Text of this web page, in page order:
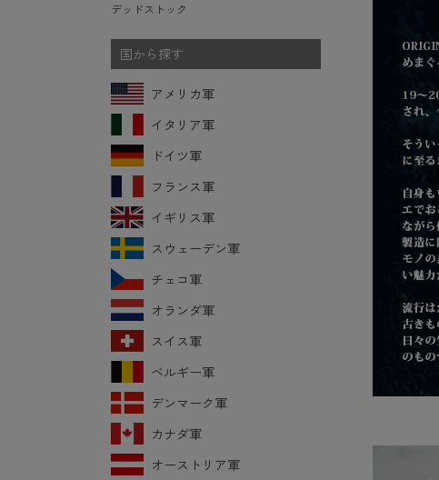
デッドストック
国から探す
アメリカ軍
イタリア軍
ドイツ軍
フランス軍
イギリス軍
スウェーデン軍
チェコ軍
オランダ軍
スイス軍
ベルギー軍
デンマーク軍
カナダ軍
オーストリア軍